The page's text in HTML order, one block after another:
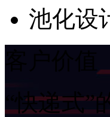
池化设
“快递式”